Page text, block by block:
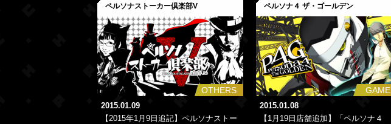
ペルソナストーカー倶楽部V
OTHERS
2015.01.09
【2015年1月9日追記】ペルソナストー
ペルソナ４ ザ・ゴールデン
GAME
2015.01.08
【1月19日店舗追加】「ペルソナ４